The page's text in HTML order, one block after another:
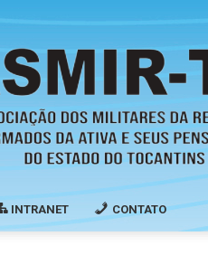
INTRANET CONTATO